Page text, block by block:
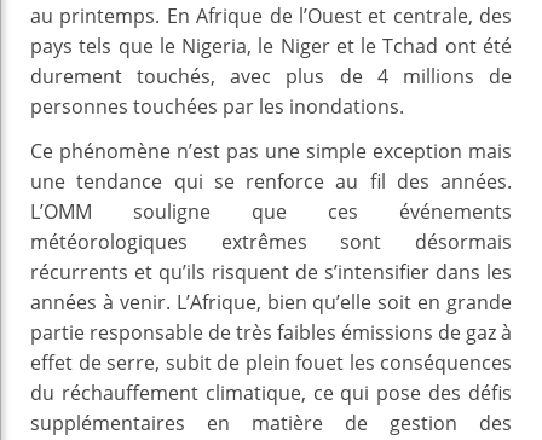
au printemps. En Afrique de l’Ouest et centrale, des
pays tels que le Nigeria, le Niger et le Tchad ont été
durement touchés, avec plus de 4 millions de
personnes touchées par les inondations.
Ce phénomène n’est pas une simple exception mais
une tendance qui se renforce au fil des années.
L’OMM souligne que ces événements
météorologiques extrêmes sont désormais
récurrents et qu’ils risquent de s’intensifier dans les
années à venir. L’Afrique, bien qu’elle soit en grande
partie responsable de très faibles émissions de gaz à
effet de serre, subit de plein fouet les conséquences
du réchauffement climatique, ce qui pose des défis
supplémentaires en matière de gestion des